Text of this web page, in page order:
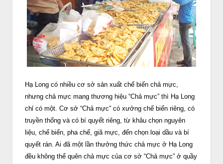
Hạ Long có nhiều cơ sở sản xuất chế biến chả mực,
nhưng chả mực mang thương hiệu “Chả mực” thì Hạ Long
chỉ có một. Cơ sở “Chả mực” có xưởng chế biến riêng, có
truyền thống và có bí quyết riêng, từ khâu chọn nguyên
liệu, chế biến, pha chế, giã mực, đến chọn loại dầu và bí
quyết rán. Ai đã một lần thưởng thức chả mực ở Hạ Long
đều không thể quên chả mực của cơ sở “Chả mực” ở quầy